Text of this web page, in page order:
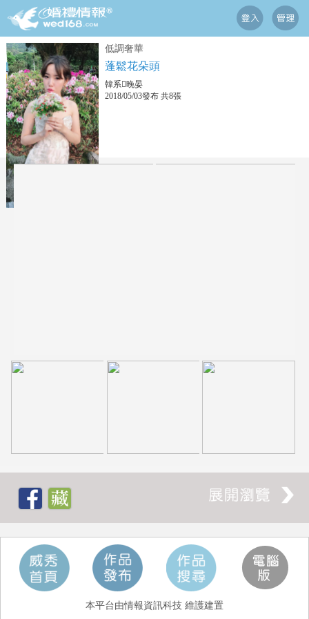
低調奢華
蓬鬆花朵頭
韓系晚晏
2018/05/03發布 共8張
本平台由情報資訊科技 維護建置